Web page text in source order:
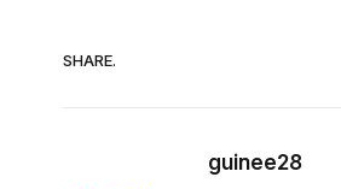
SHARE.
guinee28